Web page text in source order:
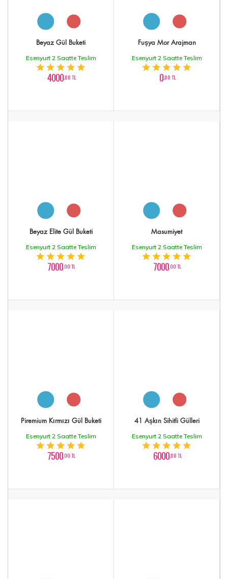
Beyaz Gül Buketi
Esenyurt 2 Saatte Teslim
4000,00 TL
Fuşya Mor Arajman
Esenyurt 2 Saatte Teslim
0,00 TL
Beyaz Elite Gül Buketi
Esenyurt 2 Saatte Teslim
7000,00 TL
Masumiyet
Esenyurt 2 Saatte Teslim
7000,00 TL
Piremium Kırmızı Gül Buketi
Esenyurt 2 Saatte Teslim
7500,00 TL
41 Aşkın Sihitli Gülleri
Esenyurt 2 Saatte Teslim
6000,00 TL